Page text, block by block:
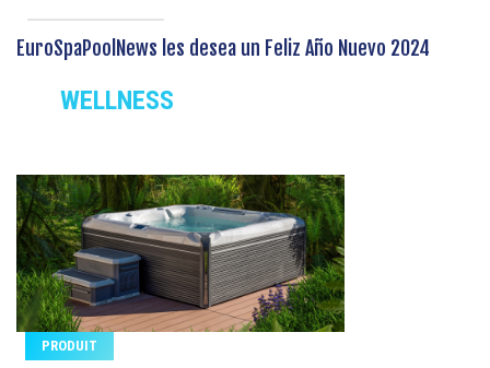
EuroSpaPoolNews les desea un Feliz Año Nuevo 2024
WELLNESS
PRODUIT